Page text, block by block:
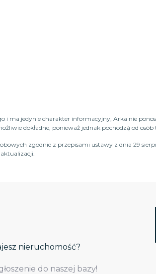
i ma jedynie charakter informacyjny, Arka nie
dokładne, ponieważ jednak pochodzą od
zgodnie z przepisami ustawy z dnia 29
nieruchomość?
do naszej bazy!